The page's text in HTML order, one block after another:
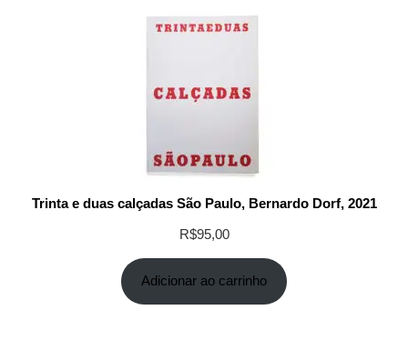
Trinta e duas calçadas São Paulo, Bernardo Dorf, 2021
R$95,00
Adicionar ao carrinho